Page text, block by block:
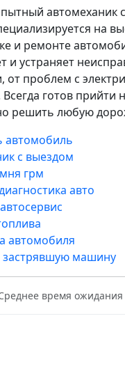
автомеханик
на
и ремонте
и устраняет
от проблем с
Всегда готов
решить любую
автомобиль
с выездом
грм
авто
автомобиля
машину
время